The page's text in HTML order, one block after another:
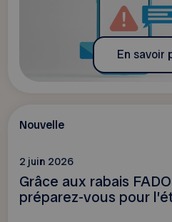
En savoir
Nouvelle
2 juin 2026
Grâce aux rabais
préparez-vous pour